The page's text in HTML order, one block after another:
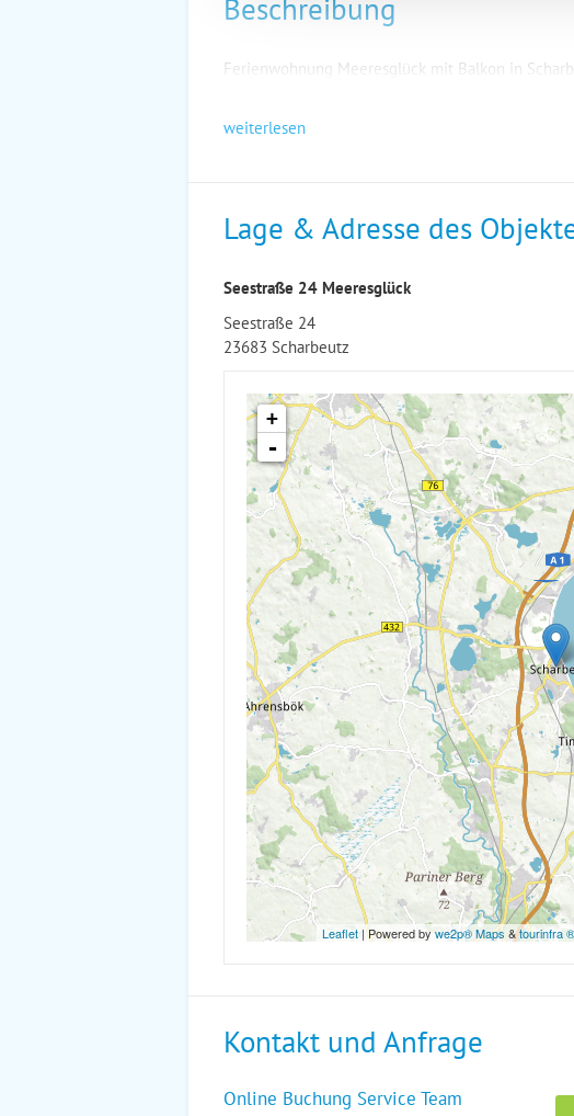
Beschreibung
Ferienwohnung Meeresglück mit Balkon in
weiterlesen
Lage & Adresse des
Seestraße 24 Meeresglück
Seestraße 24
23683 Scharbeutz
+
-
Leaflet| Powered bywe2p® Maps &tourinfra ®
Kontakt und Anfrage
Online Buchung Service Team